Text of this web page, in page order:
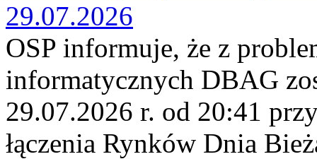
29.07.2026
OSP informuje, że z
informatycznych DBAG
29.07.2026 r. od 20:41
łączenia Rynków Dnia